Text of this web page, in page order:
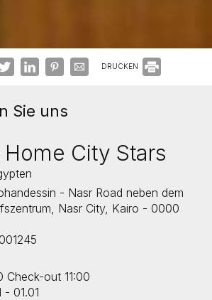
DRUCKEN
Sie uns
City Stars
- Nasr Road neben dem
Nasr City, Kairo - 0000
Check-out 11:00
- 01.01